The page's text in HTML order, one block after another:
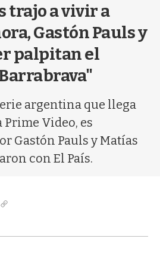
�
s
trajo a vivir a
Gastón Pauls y
palpitan el
argentina que llega
Prime Video, es
Gastón Pauls y Matías
con El País.